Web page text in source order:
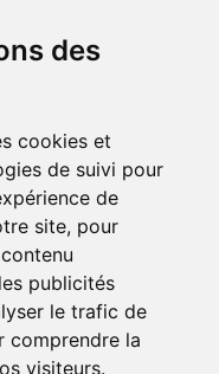
des
cookies et
de suivi pour
de
site, pour
publicités
le trafic de
comprendre la
visiteurs.
ACCEPTÉS